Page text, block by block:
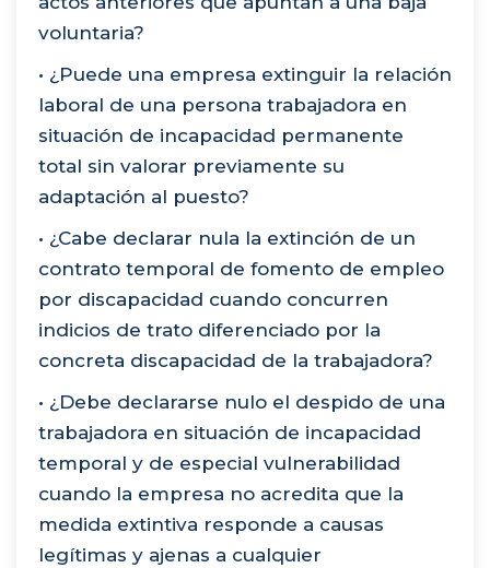
voluntaria?
• ¿Puede una empresa extinguir la relación
laboral de una persona trabajadora en
situación de incapacidad permanente
total sin valorar previamente su
adaptación al puesto?
• ¿Cabe declarar nula la extinción de un
contrato temporal de fomento de empleo
por discapacidad cuando concurren
indicios de trato diferenciado por la
concreta discapacidad de la trabajadora?
• ¿Debe declararse nulo el despido de una
trabajadora en situación de incapacidad
temporal y de especial vulnerabilidad
cuando la empresa no acredita que la
medida extintiva responde a causas
legítimas y ajenas a cualquier